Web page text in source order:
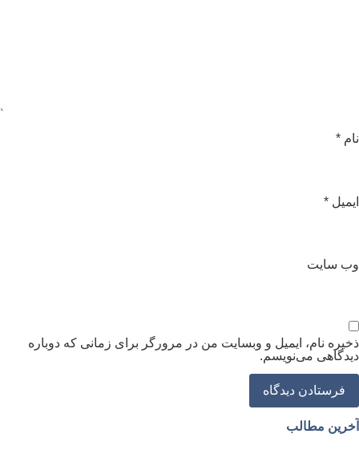
*
*
سایت
نام، ایمیل و وبسایت من در مرورگر برای زمانی که دوباره
می‌نویسم.
مطالب